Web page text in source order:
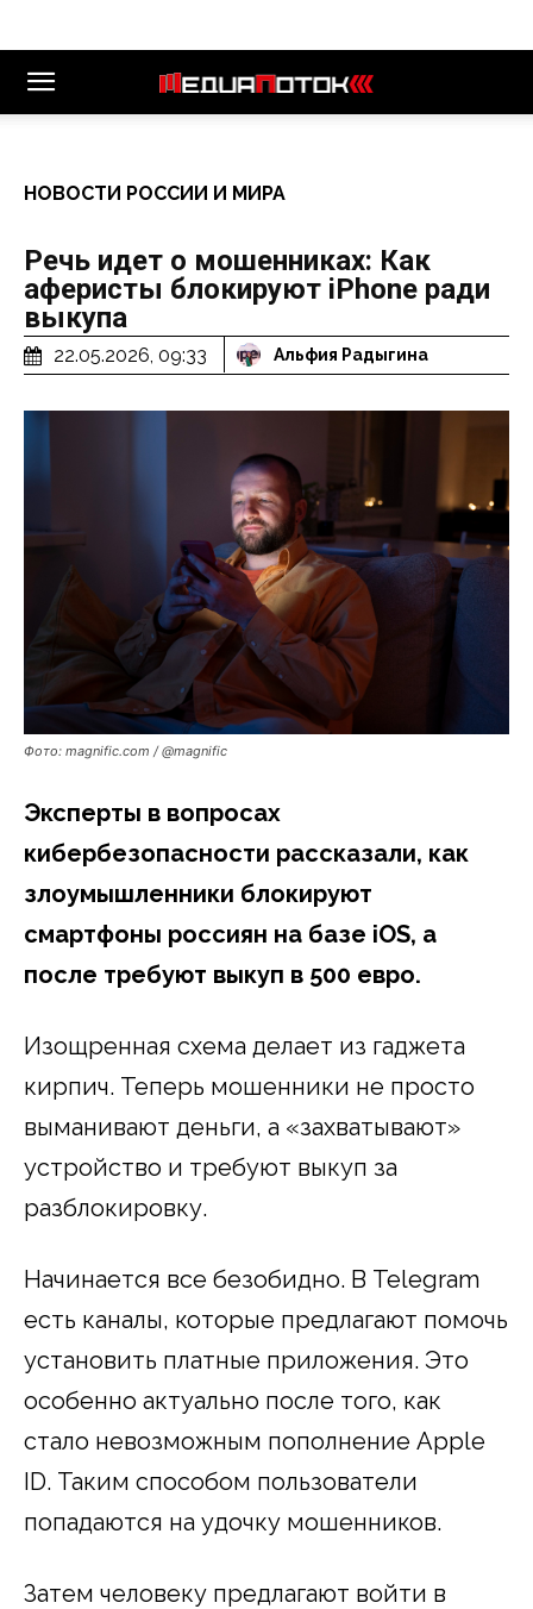
НОВОСТИ РОССИИ И МИРА
Речь идет о мошенниках: Как
аферисты блокируют iPhone ради
выкупа
22.05.2026, 09:33 Альфия Радыгина
Фото: magnific.com / @magnific
Эксперты в вопросах
кибербезопасности рассказали, как
злоумышленники блокируют
смартфоны россиян на базе iOS, а
после требуют выкуп в 500 евро.
Изощренная схема делает из гаджета
кирпич. Теперь мошенники не просто
выманивают деньги, а «захватывают»
устройство и требуют выкуп за
разблокировку.
Начинается все безобидно. В Telegram
есть каналы, которые предлагают помочь
установить платные приложения. Это
особенно актуально после того, как
стало невозможным пополнение Apple
ID. Таким способом пользователи
попадаются на удочку мошенников.
Затем человеку предлагают войти в